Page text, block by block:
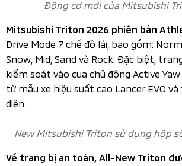
Màn hình giải trí đa thông tin 9 inch hỗ
CarPlay không dây và